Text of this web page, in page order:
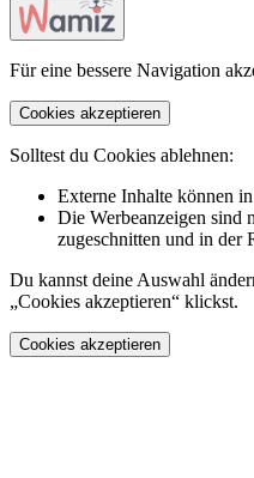
Für eine bessere Navigation
Cookies akzeptieren
Solltest du Cookies ablehnen:
Externe Inhalte können
Die Werbeanzeigen sind
zugeschnitten und in der
Du kannst deine Auswahl
„Cookies akzeptieren“ klickst.
Cookies akzeptieren